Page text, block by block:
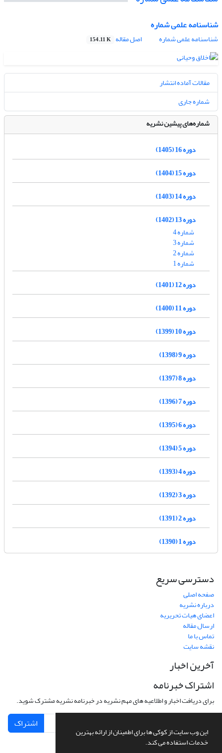
این وب سایت از کوکی ها برای اطمینان از ارائه بهترین
خدمات استفاده می کند.
شناسنامه علمی شماره
شناسنامه علمی شماره اصل مقاله 154.11 K
مقالات آماده انتشار
شماره جاری
شماره‌های پیشین نشریه
دوره 16 (1405)
دوره 15 (1404)
دوره 14 (1403)
دوره 13 (1402)
شماره 4
شماره 3
شماره 2
شماره 1
دوره 12 (1401)
دوره 11 (1400)
دوره 10 (1399)
دوره 9 (1398)
دوره 8 (1397)
دوره 7 (1396)
دوره 6 (1395)
دوره 5 (1394)
دوره 4 (1393)
دوره 3 (1392)
دوره 2 (1391)
دوره 1 (1390)
دسترسی سریع
صفحه اصلی
درباره نشریه
اعضای هیات تحریریه
ارسال مقاله
تماس با ما
نقشه سایت
آخرین اخبار
اشتراک خبرنامه
برای دریافت اخبار و اطلاعیه های مهم نشریه در خبرنامه نشریه مشترک شوید.
اشتراک